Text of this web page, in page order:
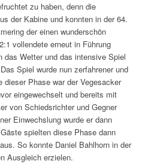
zu haben, denn die
der Kabine und konnten in der 64.
der einen wunderschön
vollendete erneut in Führung
das Wetter und das intensive Spiel
Spiel wurde nun zerfahrener und
dieser Phase war der Vegesacker
eingewechselt und bereits mit
von Schiedsrichter und Gegner
Einwechslung wurde er dann
spielten diese Phase dann
So konnte Daniel Bahlhorn in der
Ausgleich erzielen.